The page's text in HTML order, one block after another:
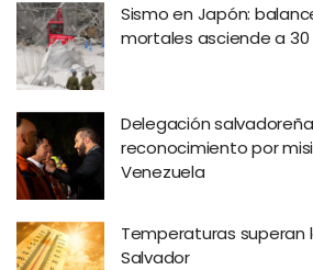
Sismo en Japón:
mortales asciende a 30
Delegación
reconocimiento por
Venezuela
Temperaturas superan
Salvador